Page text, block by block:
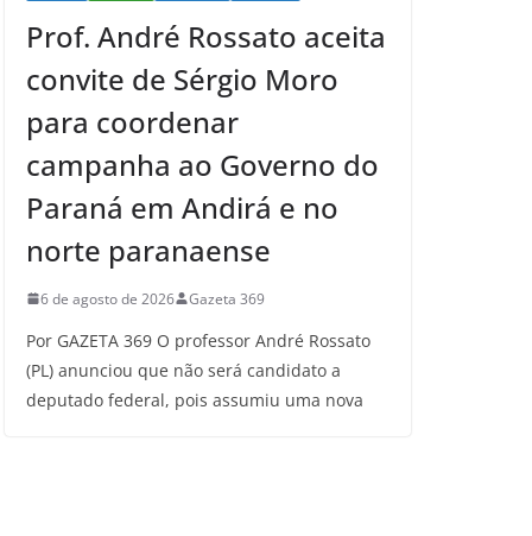
Prof. André Rossato aceita
convite de Sérgio Moro
para coordenar
campanha ao Governo do
Paraná em Andirá e no
norte paranaense
6 de agosto de 2026 Gazeta 369
Por GAZETA 369 O professor André Rossato
(PL) anunciou que não será candidato a
deputado federal, pois assumiu uma nova